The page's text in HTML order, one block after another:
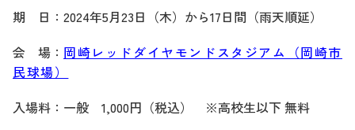
期 日：2024年5月23日（木）から17日間（雨天順延）
会 場： 岡崎レッドダイヤモンドスタジアム（岡崎市
民球場）
入場料：一般 1,000円（税込） ※高校生以下 無料